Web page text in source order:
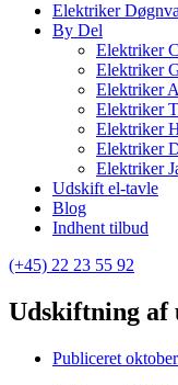
Elektriker
By Del
Elektriker
Elektriker
Elektriker
Elektriker
Elektriker
Elektriker
Elektriker
Udskift el-tavle
Blog
Indhent tilbud
(+45) 22 23 55 92
Udskiftning
Publiceret